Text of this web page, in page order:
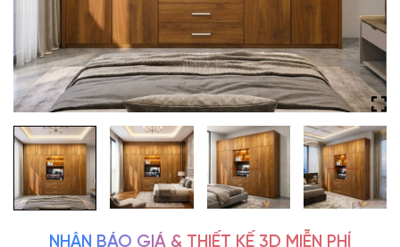
NHẬN BÁO GIÁ & THIẾT KẾ 3D MIỄN PHÍ